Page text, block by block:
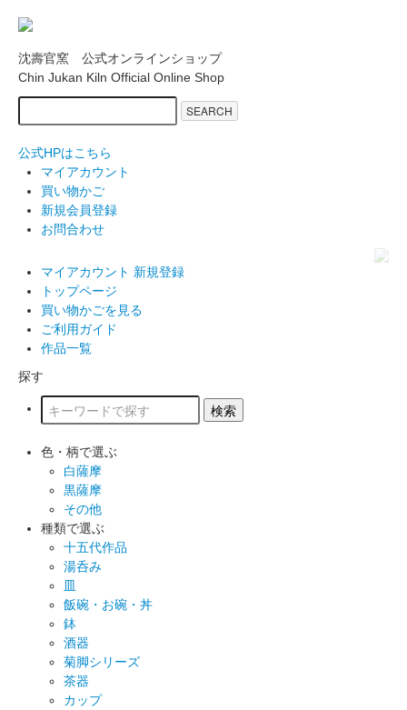
沈壽官窯 公式オンラインショップ
Chin Jukan Kiln Official Online Shop
SEARCH
公式HPはこちら
マイアカウント
買い物かご
新規会員登録
お問合わせ
マイアカウント 新規登録
トップページ
買い物かごを見る
ご利用ガイド
作品一覧
探す
色・柄で選ぶ
白薩摩
黒薩摩
その他
種類で選ぶ
十五代作品
湯呑み
皿
飯碗・お碗・丼
鉢
酒器
菊脚シリーズ
茶器
カップ